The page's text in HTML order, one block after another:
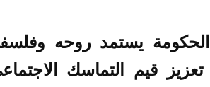
يستمد روحه
تعزيز قيم التماسك